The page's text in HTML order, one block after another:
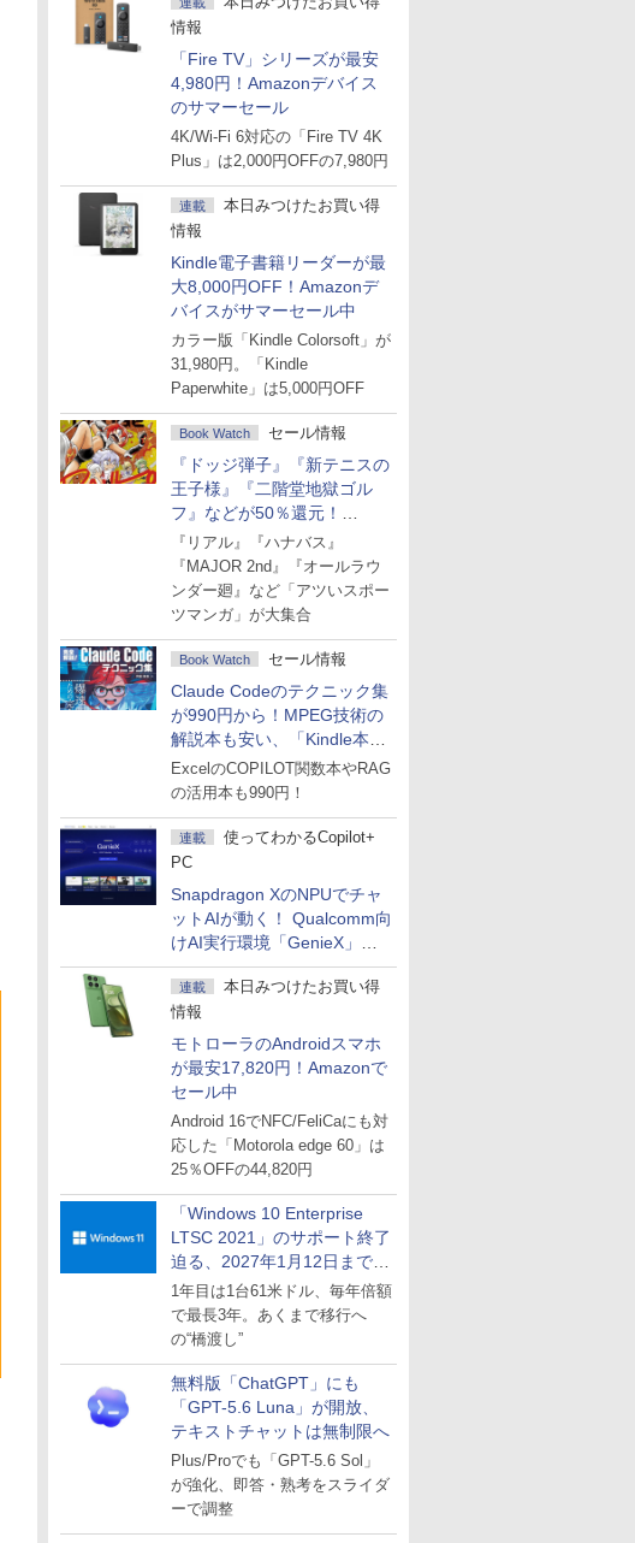
情報
「Fire TV」シリーズが最安
4,980円！Amazonデバイス
のサマーセール
4K/Wi-Fi 6対応の「Fire TV 4K
Plus」は2,000円OFFの7,980円
連載
本日みつけたお買い得
情報
Kindle電子書籍リーダーが最
大8,000円OFF！Amazonデ
バイスがサマーセール中
カラー版「Kindle Colorsoft」が
31,980円。「Kindle
Paperwhite」は5,000円OFF
Book Watch セール情報
『ドッジ弾子』『新テニスの
王子様』『二階堂地獄ゴル
フ』などが50％還元！
Amazonマンガ週末セール
『リアル』『ハナバス』
『MAJOR 2nd』『オールラウ
ンダー廻』など「アツいスポー
ツマンガ」が大集合
Book Watch セール情報
Claude Codeのテクニック集
が990円から！MPEG技術の
解説本も安い、「Kindle本サ
マーセール」第2弾開始！
ExcelのCOPILOT関数本やRAG
の活用本も990円！
連載
使ってわかるCopilot+
PC
Snapdragon XのNPUでチャ
ットAIが動く！ Qualcomm向
けAI実行環境「GenieX」を
試してみた
連載
本日みつけたお買い得
情報
モトローラのAndroidスマホ
が最安17,820円！Amazonで
セール中
Android 16でNFC/FeliCaにも対
応した「Motorola edge 60」は
25％OFFの44,820円
「Windows 10 Enterprise
LTSC 2021」のサポート終了
迫る、2027年1月12日まで
～ESUは9月1日から販売
1年目は1台61米ドル、毎年倍額
で最長3年。あくまで移行へ
の“橋渡し”
無料版「ChatGPT」にも
「GPT-5.6 Luna」が開放、
テキストチャットは無制限へ
Plus/Proでも「GPT-5.6 Sol」
が強化、即答・熟考をスライダ
ーで調整